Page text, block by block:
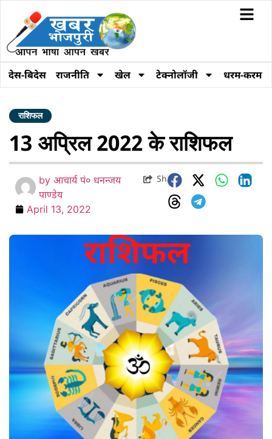
देस-बिदेस राजनीति खेल टेक्नोलॉजी धरम-करम
राशिफल
13 अप्रिल 2022 के राशिफल
by आचार्य पं० धनन्जय
पाण्डेय
April 13, 2022
Share